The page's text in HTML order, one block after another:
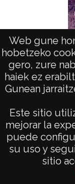
Web gune
hobetzeko
gero, zure
haiek ez
Gunean
Este sitio
mejorar la
puede
su uso y
sitio
Arte en